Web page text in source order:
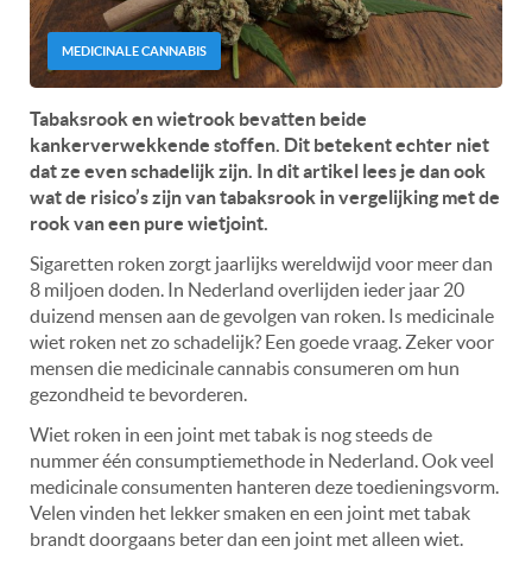
MEDICINALE CANNABIS
Tabaksrook en wietrook bevatten beide
kankerverwekkende stoffen. Dit betekent echter niet
dat ze even schadelijk zijn. In dit artikel lees je dan ook
wat de risico’s zijn van tabaksrook in vergelijking met de
rook van een pure wietjoint.
Sigaretten roken zorgt jaarlijks wereldwijd voor meer dan
8 miljoen doden. In Nederland overlijden ieder jaar 20
duizend mensen aan de gevolgen van roken. Is medicinale
wiet roken net zo schadelijk? Een goede vraag. Zeker voor
mensen die medicinale cannabis consumeren om hun
gezondheid te bevorderen.
Wiet roken in een joint met tabak is nog steeds de
nummer één consumptiemethode in Nederland.Ook veel
medicinale consumenten hanteren deze toedieningsvorm.
Velen vinden het lekker smaken en een joint met tabak
brandt doorgaans beter dan een joint met alleen wiet.